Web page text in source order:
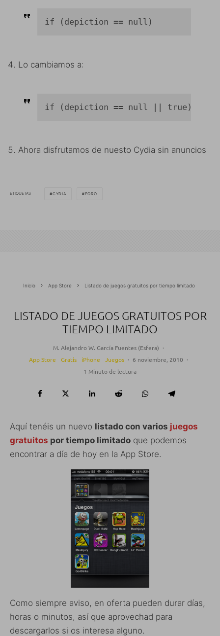
if (depiction == null)
Lo cambiamos a:
if (depiction == null || true)
Ahora disfrutamos de nuesto Cydia sin anuncios
ETIQUETAS CYDIA FORO
Inicio App Store Listado de juegos gratuitos por tiempo limitado
LISTADO DE JUEGOS GRATUITOS POR
TIEMPO LIMITADO
M. Alejandro W. García Fuentes (Esfera) ·
App Store
Gratis iPhone Juegos · 6 noviembre, 2010 ·
1 Minuto de lectura
Aquí tenéis un nuevo listado con varios juegos
gratuitos por tiempo limitado que podemos
encontrar a día de hoy en la App Store.
Como siempre aviso, en oferta pueden durar días,
horas o minutos, así que aprovechad para
descargarlos si os interesa alguno.